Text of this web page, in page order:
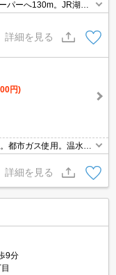
パーへ130m。JR湖西
詳細を見る
円)
都市ガス使用。温水洗
ターホンで安心生活
詳細を見る
9分